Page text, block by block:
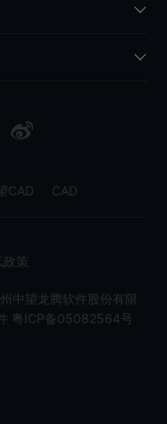
CAD CAD
中望龙腾软件股份有限
粤ICP备05082564号
政策